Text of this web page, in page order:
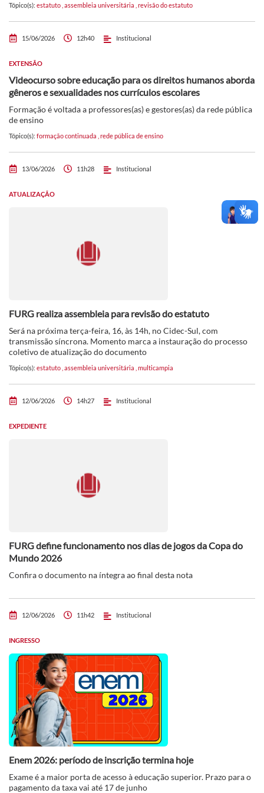
Tópico(s): estatuto assembleia universitária revisão do estatuto
15/06/2026 12h40 Institucional
EXTENSÃO
Videocurso sobre educação para os direitos humanos aborda
gêneros e sexualidades nos currículos escolares
Formação é voltada a professores(as) e gestores(as) da rede pública
de ensino
Tópico(s): formação continuada rede pública de ensino
13/06/2026 11h28 Institucional
ATUALIZAÇÃO
FURG realiza assembleia para revisão do estatuto
Será na próxima terça-feira, 16, às 14h, no Cidec-Sul, com
transmissão síncrona. Momento marca a instauração do processo
coletivo de atualização do documento
Tópico(s): estatuto assembleia universitária multicampia
12/06/2026 14h27 Institucional
EXPEDIENTE
FURG define funcionamento nos dias de jogos da Copa do
Mundo 2026
Confira o documento na íntegra ao final desta nota
12/06/2026 11h42 Institucional
INGRESSO
Enem 2026: período de inscrição termina hoje
Exame é a maior porta de acesso à educação superior. Prazo para o
pagamento da taxa vai até 17 de junho